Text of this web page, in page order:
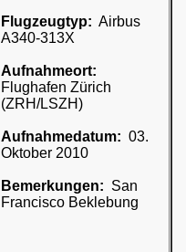
Flugzeugtyp: Airbus
A340-313X
Aufnahmeort:
Flughafen Zürich
(ZRH/LSZH)
Aufnahmedatum: 03.
Oktober 2010
Bemerkungen: San
Francisco Beklebung